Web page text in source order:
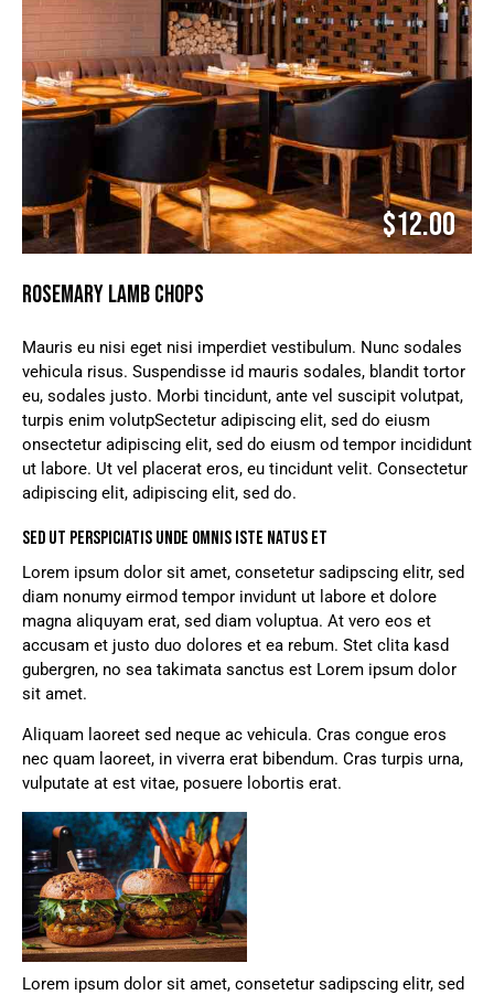
$12.00
ROSEMARY LAMB CHOPS
Mauris eu nisi eget nisi imperdiet vestibulum. Nunc sodales
vehicula risus. Suspendisse id mauris sodales, blandit tortor
eu, sodales justo. Morbi tincidunt, ante vel suscipit volutpat,
turpis enim volutpSectetur adipiscing elit, sed do eiusm
onsectetur adipiscing elit, sed do eiusm od tempor incididunt
ut labore. Ut vel placerat eros, eu tincidunt velit. Consectetur
adipiscing elit, adipiscing elit, sed do.
SED UT PERSPICIATIS UNDE OMNIS ISTE NATUS ET
Lorem ipsum dolor sit amet, consetetur sadipscing elitr, sed
diam nonumy eirmod tempor invidunt ut labore et dolore
magna aliquyam erat, sed diam voluptua. At vero eos et
accusam et justo duo dolores et ea rebum. Stet clita kasd
gubergren, no sea takimata sanctus est Lorem ipsum dolor
sit amet.
Aliquam laoreet sed neque ac vehicula. Cras congue eros
nec quam laoreet, in viverra erat bibendum. Cras turpis urna,
vulputate at est vitae, posuere lobortis erat.
Lorem ipsum dolor sit amet, consetetur sadipscing elitr, sed